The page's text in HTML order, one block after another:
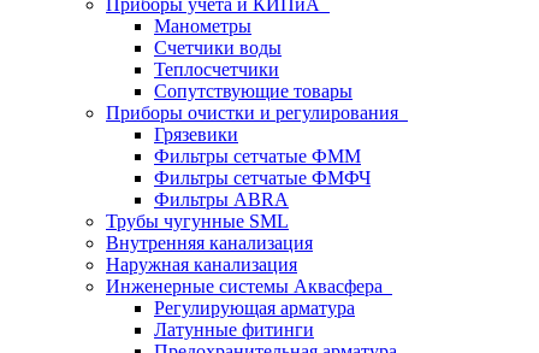
Приборы учета и КИПиА
Манометры
Счетчики воды
Теплосчетчики
Сопутствующие товары
Приборы очистки и регулирования
Грязевики
Фильтры сетчатые ФММ
Фильтры сетчатые ФМФЧ
Фильтры ABRA
Трубы чугунные SML
Внутренняя канализация
Наружная канализация
Инженерные системы Аквасфера
Регулирующая арматура
Латунные фитинги